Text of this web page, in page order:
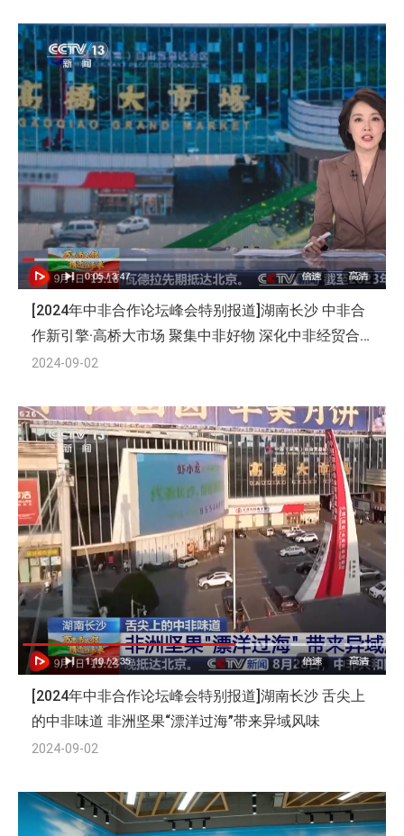
[2024年中非合作论坛峰会特别报道]湖南长沙 中非合
作新引擎·高桥大市场 聚集中非好物 深化中非经贸合
作
2024-09-02
[2024年中非合作论坛峰会特别报道]湖南长沙 舌尖上
的中非味道 非洲坚果“漂洋过海”带来异域风味
2024-09-02